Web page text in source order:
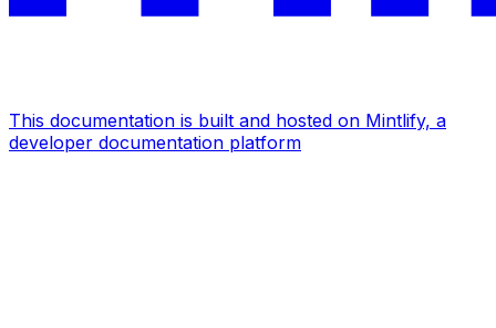
This documentation is built and hosted on Mintlify, a
developer documentation platform